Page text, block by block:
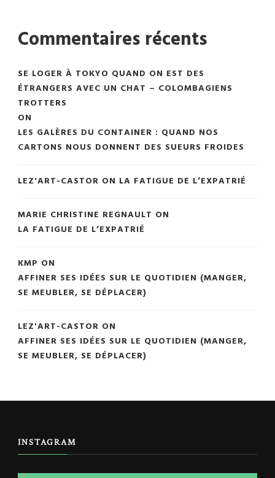
Commentaires récents
SE LOGER À TOKYO QUAND ON EST DES
ÉTRANGERS AVEC UN CHAT – COLOMBAGIENS
TROTTERS
ON
LES GALÈRES DU CONTAINER : QUAND NOS
CARTONS NOUS DONNENT DES SUEURS FROIDES
LEZ'ART-CASTOR ON LA FATIGUE DE L’EXPATRIÉ
MARIE CHRISTINE REGNAULT ON
LA FATIGUE DE L’EXPATRIÉ
KMP ON
AFFINER SES IDÉES SUR LE QUOTIDIEN (MANGER,
SE MEUBLER, SE DÉPLACER)
LEZ'ART-CASTOR ON
AFFINER SES IDÉES SUR LE QUOTIDIEN (MANGER,
SE MEUBLER, SE DÉPLACER)
INSTAGRAM